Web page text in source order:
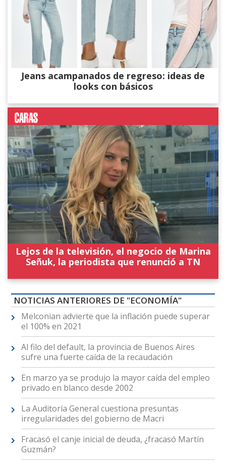
Jeans acampanados de regreso: ideas de
looks con básicos
Lejos de la televisión, el negocio de Marina
Señuk, la periodista que renunció a TN
NOTICIAS ANTERIORES DE "ECONOMÍA"
Melconian advierte que la inflación puede superar
el 100% en 2021
Al filo del default, la provincia de Buenos Aires
sufre una fuerte caída de la recaudación
En marzo ya se produjo la mayor caída del empleo
privado en blanco desde 2002
La Auditoría General cuestiona presuntas
irregularidades del gobierno de Macri
Fracasó el canje inicial de deuda, ¿fracasó Martín
Guzmán?